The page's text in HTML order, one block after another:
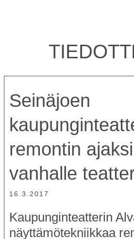
Seinäjoen
remontin
vanhalle
16.3.2017
Kaupunginteatterin
näyttämötekniikkaa